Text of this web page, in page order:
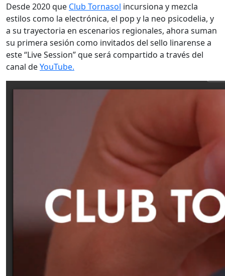
Desde 2020 que Club Tornasol incursiona y mezcla
estilos como la electrónica, el pop y la neo psicodelia, y
a su trayectoria en escenarios regionales, ahora suman
su primera sesión como invitados del sello linarense a
este “Live Session” que será compartido a través del
canal deYouTube.